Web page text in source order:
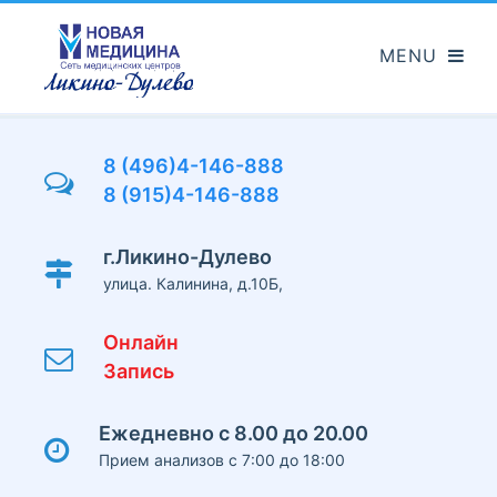
основному
содержанию
8 (496)4-146-888
8 (915)4-146-888
г.Ликино-Дулево
улица. Калинина, д.10Б,
Онлайн
Запись
Ежедневно с 8.00 до 20.00
Прием анализов с 7:00 до 18:00